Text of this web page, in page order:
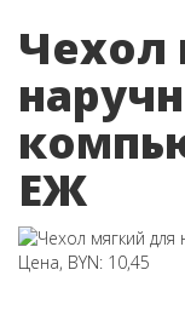
Чехол
ЕЖ
Цена, BYN: 10,45